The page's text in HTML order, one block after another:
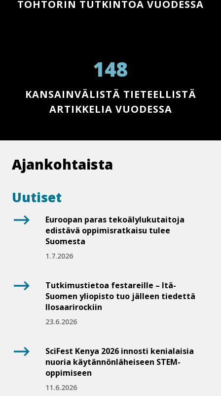
TOHTORIN TUTKINTOA VUODESSA
148
KAN­SAIN­VÄ­LIS­TÄ TIETEELLISTÄ
ARTIKKELIA VUODESSA
Ajankohtaista
Uutiset
Euroopan paras te­ko­ä­ly­lu­ku­tai­to­ja
edistävä op­pi­mis­rat­kai­su tulee
Suomesta
1.7.2026
Tut­ki­mus­tie­toa festareille – Itä-
Suomen yliopisto tuo jälleen tiedettä
Ilo­saa­ri­roc­kiin
23.6.2026
SciFest Kenya 2026 innosti kenialaisia
nuoria käy­tän­nön­lä­hei­seen STEM-​
oppimiseen
11.6.2026